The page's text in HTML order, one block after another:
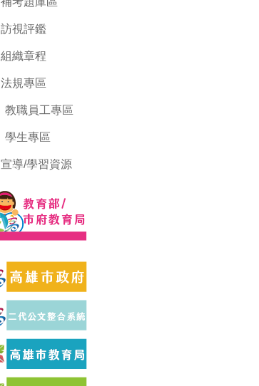
訪視評鑑
組織章程
法規專區
教職員工專區
學生專區
宣導/學習資源